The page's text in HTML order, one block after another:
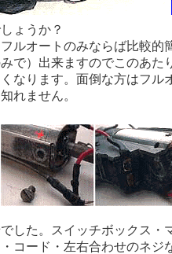
ょうか？
ルオートのみならば比較的
で）出来ますのでこのあた
なります。面倒な方はフル
れません。
した。スイッチボックス・
・コード・左右合わせのネジ